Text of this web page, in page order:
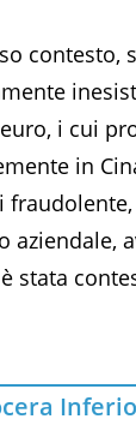
contesto,
i cui
in
aziendale,
stata